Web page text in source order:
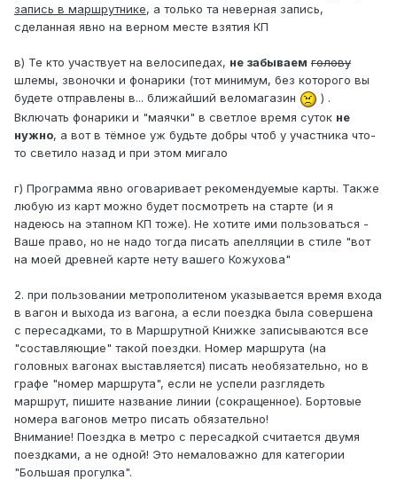
запись в маршрутнике, а только та неверная запись,
сделанная явно на верном месте взятия КП
в) Те кто участвует на велосипедах, не забываем голову
шлемы, звоночки и фонарики (тот минимум, без которого вы
будете отправлены в... ближайший веломагазин
) .
Включать фонарики и "маячки" в светлое время суток не
нужно, а вот в тёмное уж будьте добры чтоб у участника что-
то светило назад и при этом мигало
г) Программа явно оговаривает рекомендуемые карты. Также
любую из карт можно будет посмотреть на старте (и я
надеюсь на этапном КП тоже). Не хотите ими пользоваться -
Ваше право, но не надо тогда писать апелляции в стиле "вот
на моей древней карте нету вашего Кожухова"
2. при пользовании метрополитеном указывается время входа
в вагон и выхода из вагона, а если поездка была совершена
с пересадками, то в Маршрутной Книжке записываются все
"составляющие" такой поездки. Номер маршрута (на
головных вагонах выставляется) писать необязательно, но в
графе "номер маршрута", если не успели разглядеть
маршрут, пишите название линии (сокращенное). Бортовые
номера вагонов метро писать обязательно!
Внимание! Поездка в метро с пересадкой считается двумя
поездками, а не одной! Это немаловажно для категории
"Большая прогулка".